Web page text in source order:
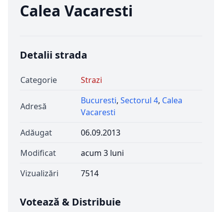
Calea Vacaresti
Detalii strada
Categorie Strazi
Adresă
Bucuresti, Sectorul 4, Calea
Vacaresti
Adăugat
06.09.2013
Modificat
acum 3 luni
Vizualizări
7514
Votează & Distribuie